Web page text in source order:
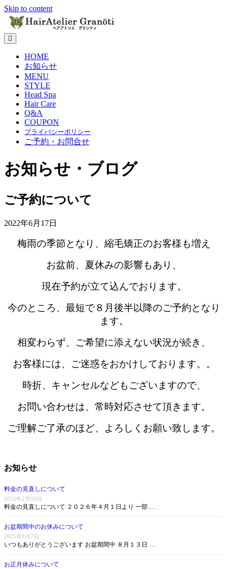
Skip to content
ュ
ー
の
設
定
HOME
お知らせ
MENU
STYLE
Head Spa
Hair Care
Q&A
COUPON
プライバシーポリシー
ご予約・お問合せ
お知らせ・ブログ
ご予約について
2022年6月17日
梅雨の季節となり、縮毛矯正のお客様も増え
お盆前、夏休みの影響もあり、
現在予約が立て込んでおります。
今のところ、最短で８月後半以降のご予約となり
ます。
相変わらず、ご希望に添えない状況が続き、
お客様には、ご迷惑をおかけしております。。
時折、キャンセルなどもございますので、
お問い合わせは、 常時対応させて頂きます。
ご理解ご了承のほど、よろしくお願い致します。
お知らせ
料金の見直しについて
2026年2月10日
料金の見直しについて ２０２６年４月１日より 一部 …
お盆期間中のお休みについて
2025年8月7日
いつもありがとうございます お盆期間中 ８月１３日 …
お正月休みについて